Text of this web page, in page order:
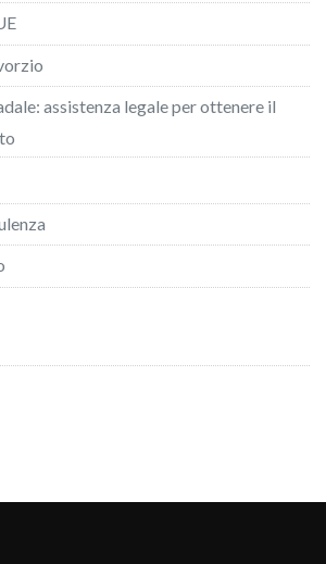
assistenza legale per ottenere il